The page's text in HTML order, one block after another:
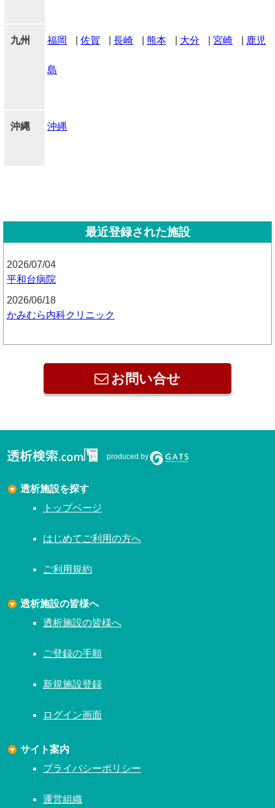
九州 福岡 佐賀 長崎 熊本 大分 宮崎 鹿児
島
沖縄 沖縄
最近登録された施設
2026/07/04
平和台病院
2026/06/18
かみむら内科クリニック
お問い合せ
produced by
透析施設を探す
トップページ
はじめてご利用の方へ
ご利用規約
透析施設の皆様へ
透析施設の皆様へ
ご登録の手順
新規施設登録
ログイン画面
サイト案内
プライバシーポリシー
運営組織